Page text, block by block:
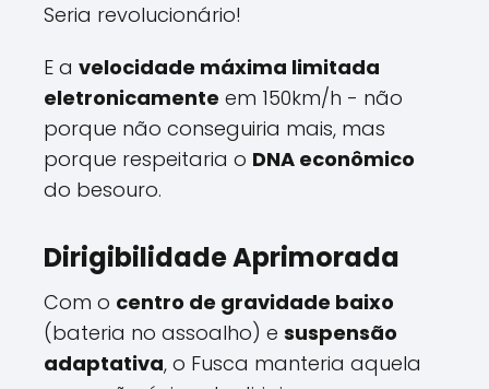
Seria revolucionário!
E a velocidade máxima limitada
eletronicamente em 150km/h - não
porque não conseguiria mais, mas
porque respeitaria o DNA econômico
do besouro.
Dirigibilidade Aprimorada
Com o centro de gravidade baixo
(bateria no assoalho) e suspensão
adaptativa, o Fusca manteria aquela